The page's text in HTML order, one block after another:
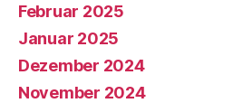
Februar 2025
Januar 2025
Dezember 2024
November 2024